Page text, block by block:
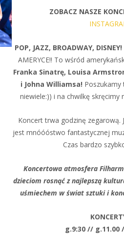
ZOBACZ NASZE
POP, JAZZ, BROADWAY, DISNEY!
AMERYCE!! To wśród
Franka Sinatrę, Louisa
i Johna Williamsa! Poszukamy
niewiele:)) i na chwilkę skręcimy
Koncert trwa godzinę zegarową.
jest mnóóóstwo fantastycznej
Czas bardzo
Koncertowa atmosfera
dzieciom rosnąć z najlepszą
uśmiechem w świat sztuki i
g.9:30 // g.11.00